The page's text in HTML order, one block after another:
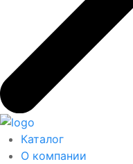
Каталог
О компании